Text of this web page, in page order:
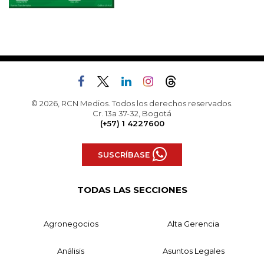
© 2026, RCN Medios. Todos los derechos reservados.
Cr. 13a 37-32, Bogotá
(+57) 1 4227600
SUSCRÍBASE
TODAS LAS SECCIONES
Agronegocios Alta Gerencia
Análisis Asuntos Legales